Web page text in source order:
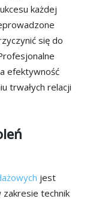
każdej
się do
efektywność
trwałych relacji
jest
technik